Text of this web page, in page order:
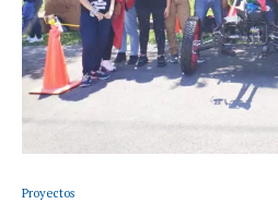
Proyectos